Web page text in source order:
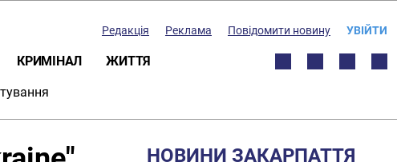
Редакція Реклама Повідомити новину УВІЙТИ
КРИМІНАЛ ЖИТТЯ
НОВИНИ ЗАКАРПАТТЯ